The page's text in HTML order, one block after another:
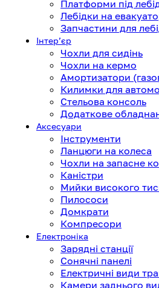
Платформи під
Лебідки на
Запчастини для
Інтерʼєр
Чохли для сидінь
Чохли на кермо
Амортизатори
Килимки для
Стельова консоль
Додаткове
Аксесуари
Інструменти
Ланцюги на колеса
Чохли на запасне
Каністри
Мийки високого
Пилососи
Домкрати
Компресори
Електроніка
Зарядні станції
Сонячні панелі
Електричні види
Камери заднього